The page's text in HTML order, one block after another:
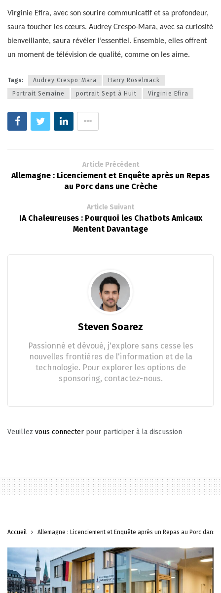
Virginie Efira, avec son sourire communicatif et sa profondeur,
saura toucher les cœurs. Audrey Crespo-Mara, avec sa curiosité
bienveillante, saura révéler l’essentiel. Ensemble, elles offrent
un moment de télévision de qualité, comme on les aime.
Tags: Audrey Crespo-Mara
Harry Roselmack
Portrait Semaine
portrait Sept à Huit Virginie Efira
Article Précédent
Allemagne : Licenciement et Enquête après un Repas
au Porc dans une Crèche
Article Suivant
IA Chaleureuses : Pourquoi les Chatbots Amicaux
Mentent Davantage
Steven Soarez
Passionné et dévoué, j'explore sans cesse les
nouvelles frontières de l'information et de la
technologie. Pour explorer les options de
sponsoring, contactez-nous.
Veuillez vous connecter pour participer à la discussion
Accueil Allemagne : Licenciement et Enquête après un Repas au Porc dans